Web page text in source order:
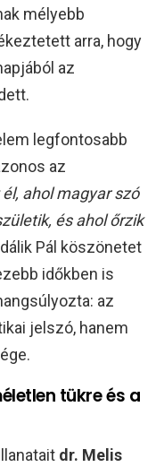
mélyebb
arra, hogy
az
legfontosabb
az
ahol magyar szó
és ahol őrzik
Pál köszönetet
időkben is
az
jelszó, hanem
tükre és a
dr. Melis